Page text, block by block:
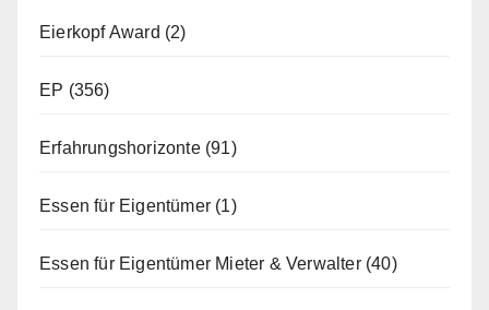
Eierkopf Award (2)
EP (356)
Erfahrungshorizonte(91)
Essen für Eigentümer (1)
Essen für Eigentümer Mieter & Verwalter(40)